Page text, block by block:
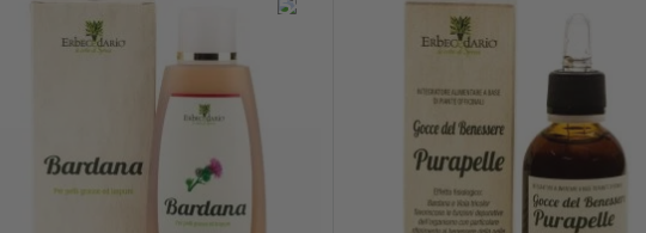
-15%